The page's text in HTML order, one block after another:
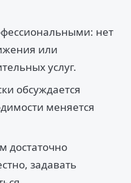
нет
или
услуг.
обсуждается
меняется
достаточно
задавать